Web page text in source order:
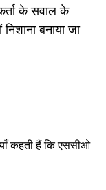
के सवाल के
बनाया जा
कहती हैं कि एससीओ